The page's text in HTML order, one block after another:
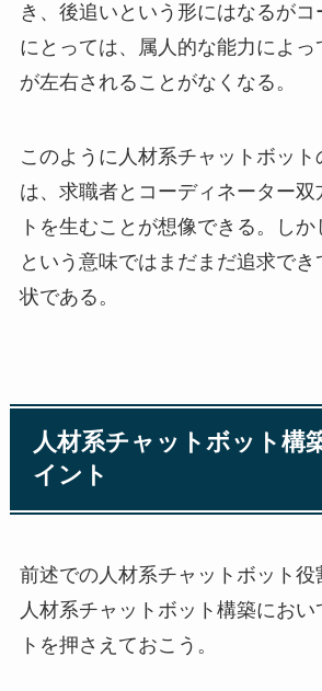
き、後追いという形にはなるが
にとっては、属人的な能力によ
が左右されることがなくなる。
このように人材系チャットボッ
は、求職者とコーディネーター双
トを生むことが想像できる。し
という意味ではまだまだ追求で
状である。
人材系チャットボット構
イント
前述での人材系チャットボット役
人材系チャットボット構築にお
トを押さえておこう。